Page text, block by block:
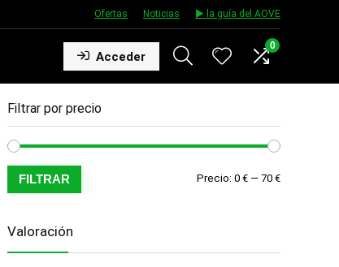
Ofertas Noticias ▶️ la guía del AOVE
Acceder
0
Filtrar por precio
Precio
Precio
FILTRAR Precio: 0 € — 70 €
Valoración